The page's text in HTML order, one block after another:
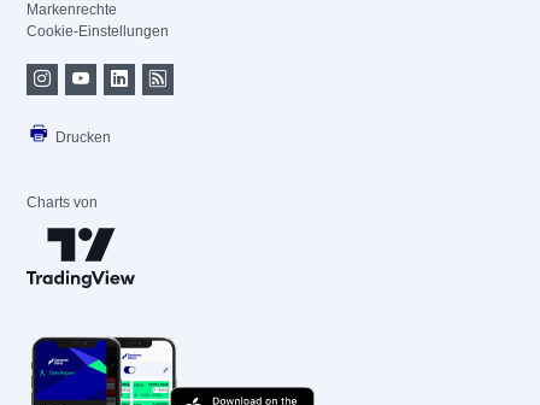
Markenrechte
Cookie-Einstellungen
Drucken
Charts von